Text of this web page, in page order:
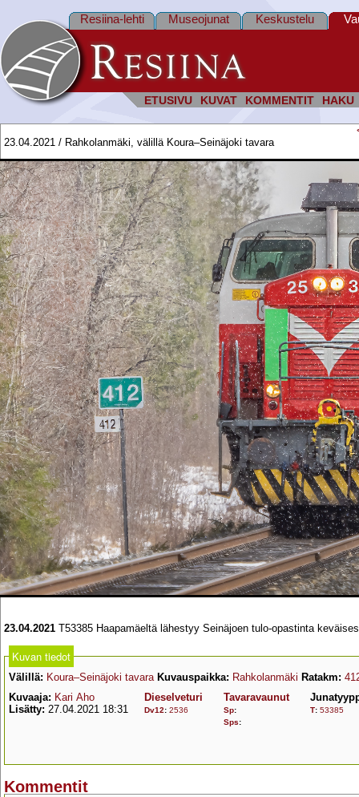
ETUSIVU KUVAT KOMMENTIT HAKU
Resiina-lehti Museojunat Keskustelu
23.04.2021 / Rahkolanmäki, välillä Koura–Seinäjoki tavara
23.04.2021 T53385 Haapamäeltä lähestyy Seinäjoen tulo-opastinta
Kuvan tiedot
Välillä: Koura–Seinäjoki tavara Kuvauspaikka: Rahkolanmäki Ratakm:
Kuvaaja: Kari Aho
Lisätty: 27.04.2021 18:31
Dieselveturi
Dv12: 2536
Tavaravaunut
Sp:
Sps:
T: 53385
Kommentit